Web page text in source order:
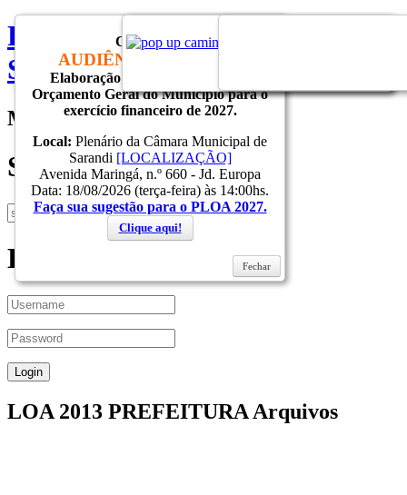
Prefeitura do Municipio de
Sarandi
Menu
Search
Login
LOA 2013 PREFEITURA Arquivos
CONVITE
AUDIÊNCIA PÚBLICA
Elaboração do Projeto de Lei do
Orçamento Geral do Município para o
exercício financeiro de 2027.
Local: Plenário da Câmara Municipal de
Sarandi [LOCALIZAÇÃO]
Avenida Maringá, n.º 660 - Jd. Europa
Data: 18/08/2026 (terça-feira) às 14:00hs.
Faça sua sugestão para o PLOA 2027.
Clique aqui!
Fechar